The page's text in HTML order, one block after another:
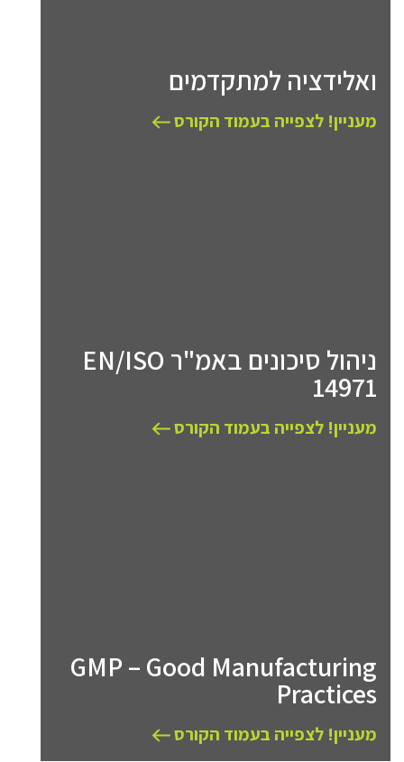
ואלידציה למתקדמים
מעניין! לצפייה בעמוד הקורס
ניהול סיכונים באמ"ר EN/ISO
14971
מעניין! לצפייה בעמוד הקורס
GMP – Good Manufacturing
Practices
מעניין! לצפייה בעמוד הקורס